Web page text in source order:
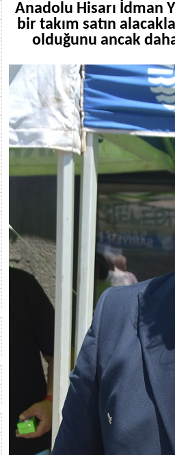
Anadolu Hisarı İdman
bir takım satın
olduğunu ancak